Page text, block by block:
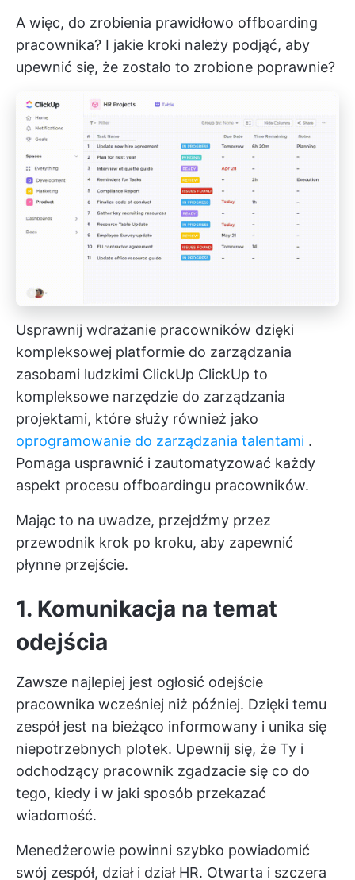
A więc, do zrobienia prawidłowo offboarding
pracownika? I jakie kroki należy podjąć, aby
upewnić się, że zostało to zrobione poprawnie?
Usprawnij wdrażanie pracowników dzięki
kompleksowej platformie do zarządzania
zasobami ludzkimi ClickUp ClickUp to
kompleksowe narzędzie do zarządzania
projektami, które służy również jako
oprogramowanie do zarządzania talentami .
Pomaga usprawnić i zautomatyzować każdy
aspekt procesu offboardingu pracowników.
Mając to na uwadze, przejdźmy przez
przewodnik krok po kroku, aby zapewnić
płynne przejście.
1. Komunikacja na temat
odejścia
Zawsze najlepiej jest ogłosić odejście
pracownika wcześniej niż później. Dzięki temu
zespół jest na bieżąco informowany i unika się
niepotrzebnych plotek. Upewnij się, że Ty i
odchodzący pracownik zgadzacie się co do
tego, kiedy i w jaki sposób przekazać
wiadomość.
Menedżerowie powinni szybko powiadomić
swój zespół, dział i dział HR. Otwarta i szczera